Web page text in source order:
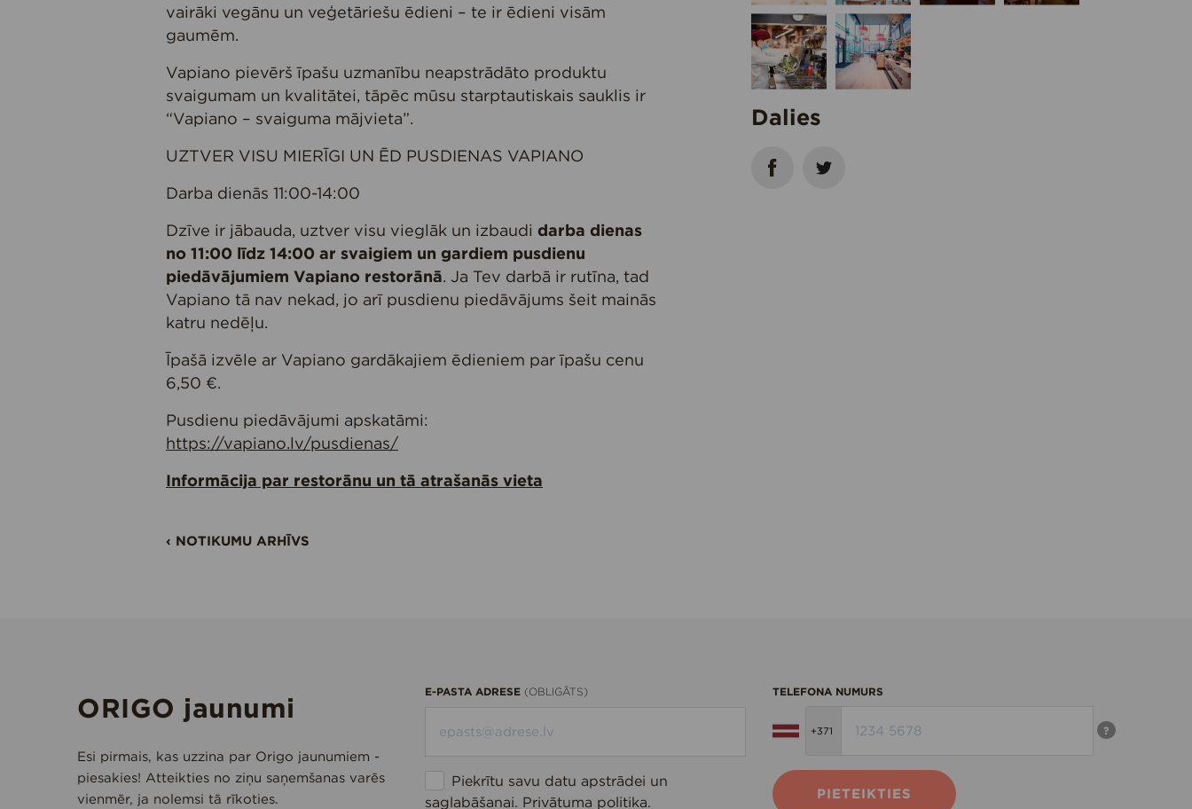
vairāki vegānu un veģetāriešu ēdieni – te ir ēdieni visām
gaumēm.
Vapiano pievērš īpašu uzmanību neapstrādāto produktu
svaigumam un kvalitātei, tāpēc mūsu starptautiskais sauklis ir
“Vapiano – svaiguma mājvieta”.
UZTVER VISU MIERĪGI UN ĒD PUSDIENAS VAPIANO
Darba dienās 11:00-14:00
Dzīve ir jābauda, uztver visu vieglāk un izbaudi darba dienas
no 11:00 līdz 14:00 ar svaigiem un gardiem pusdienu
piedāvājumiem Vapiano restorānā. Ja Tev darbā ir rutīna, tad
Vapiano tā nav nekad, jo arī pusdienu piedāvājums šeit mainās
katru nedēļu.
Īpašā izvēle ar Vapiano gardākajiem ēdieniem par īpašu cenu
6,50 €.
Pusdienu piedāvājumi apskatāmi:
https://vapiano.lv/pusdienas/
Informācija par restorānu un tā atrašanās vieta
‹ NOTIKUMU ARHĪVS
Dalies
ORIGO jaunumi
Esi pirmais, kas uzzina par Origo jaunumiem -
piesakies! Atteikties no ziņu saņemšanas varēs
vienmēr, ja nolemsi tā rīkoties.
E-PASTA ADRESE (OBLIGĀTS)
Piekrītu savu datu apstrādei un
saglabāšanai. Privātuma politika.
TELEFONA NUMURS
?
PIETEIKTIES